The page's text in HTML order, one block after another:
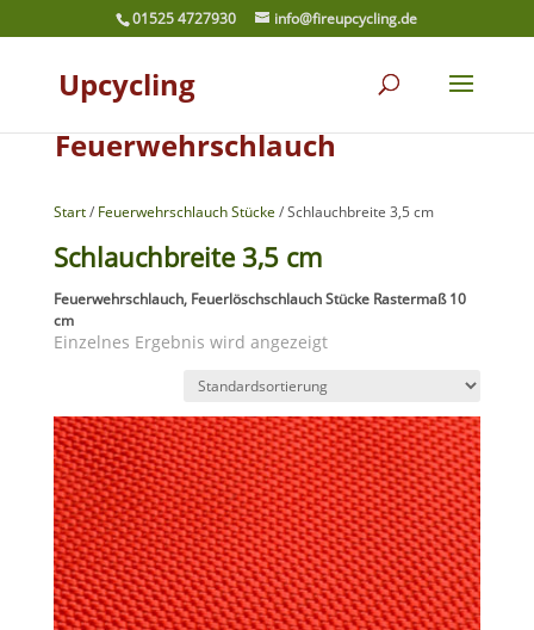
01525 4727930 info@fireupcycling.de
Upcycling
Feuerwehrschlauch
Start/ Feuerwehrschlauch Stücke / Schlauchbreite 3,5 cm
Schlauchbreite 3,5 cm
Feuerwehrschlauch, Feuerlöschschlauch Stücke Rastermaß 10
cm
Einzelnes Ergebnis wird angezeigt